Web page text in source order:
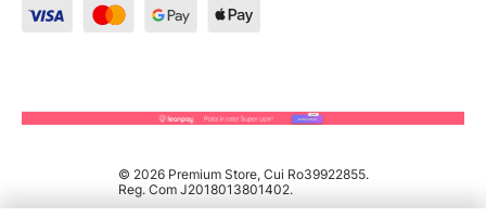
© 2026 Premium Store, Cui Ro39922855.
Reg. Com J2018013801402.